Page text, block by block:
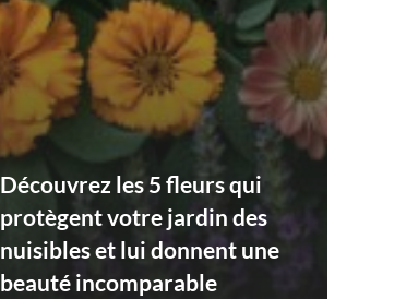
Découvrez les 5 fleurs qui
protègent votre jardin des
nuisibles et lui donnent une
beauté incomparable